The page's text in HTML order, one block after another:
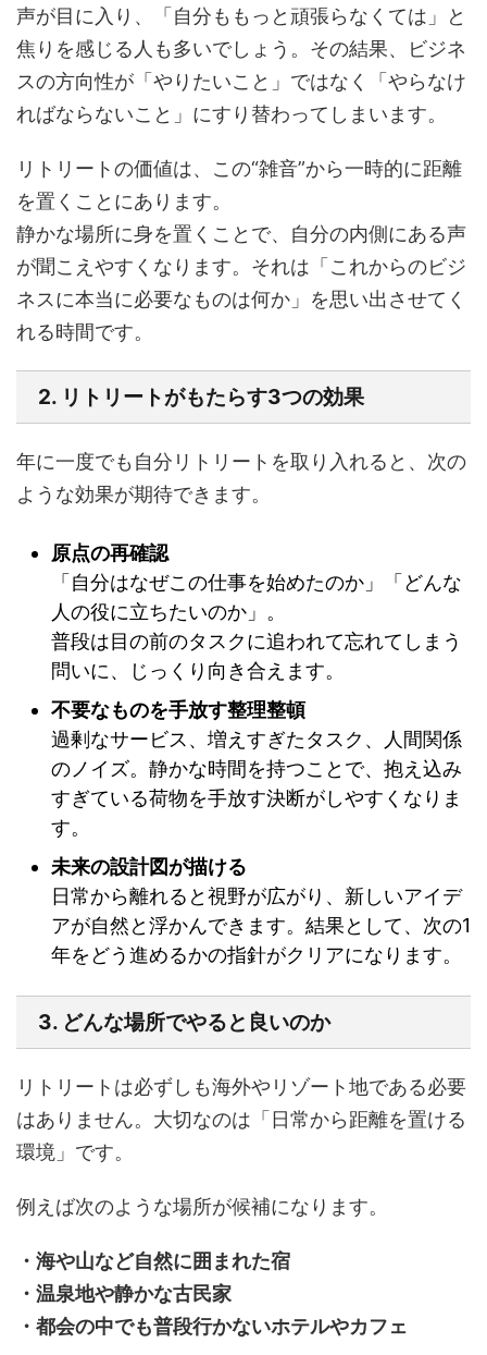
声が目に入り、「自分ももっと頑張らなくては」と
焦りを感じる人も多いでしょう。その結果、ビジネ
スの方向性が「やりたいこと」ではなく「やらなけ
ればならないこと」にすり替わってしまいます。
リトリートの価値は、この“雑音”から一時的に距離
を置くことにあります。
静かな場所に身を置くことで、自分の内側にある声
が聞こえやすくなります。それは「これからのビジ
ネスに本当に必要なものは何か」を思い出させてく
れる時間です。
2. リトリートがもたらす3つの効果
年に一度でも自分リトリートを取り入れると、次の
ような効果が期待できます。
原点の再確認
「自分はなぜこの仕事を始めたのか」「どんな
人の役に立ちたいのか」。
普段は目の前のタスクに追われて忘れてしまう
問いに、じっくり向き合えます。
不要なものを手放す整理整頓
過剰なサービス、増えすぎたタスク、人間関係
のノイズ。静かな時間を持つことで、抱え込み
すぎている荷物を手放す決断がしやすくなりま
す。
未来の設計図が描ける
日常から離れると視野が広がり、新しいアイデ
アが自然と浮かんできます。結果として、次の1
年をどう進めるかの指針がクリアになります。
3. どんな場所でやると良いのか
リトリートは必ずしも海外やリゾート地である必要
はありません。大切なのは「日常から距離を置ける
環境」です。
例えば次のような場所が候補になります。
・海や山など自然に囲まれた宿
・温泉地や静かな古民家
・都会の中でも普段行かないホテルやカフェ